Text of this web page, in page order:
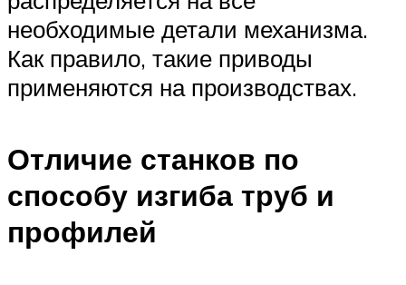
необходимые детали механизма.
Как правило, такие приводы
применяются на производствах.
Отличие станков по
способу изгиба труб и
профилей